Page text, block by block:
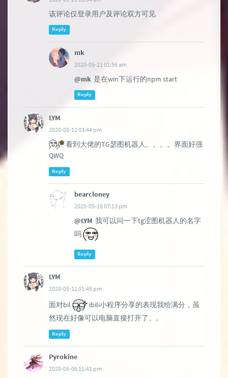
该评论仅登录用户及评论双方可见
Reply
mk
2020-05-21 01:56 am
@mk 是在win下运行的npm start
Reply
LYM
2020-05-12 03:44 pm
看到大佬的TG瑟图机器人。。。。界面好强
QWQ
Reply
bearcloney
2020-05-18 07:13 pm
@LYM 我可以问一下tg涩图机器人的名字
吗
Reply
LYM
2020-05-12 01:45 pm
面对bil
ibili小程序分享的表现我给满分，虽
然现在好像可以电脑直接打开了。。
Reply
Pyrokine
2020-05-06 11:41 pm